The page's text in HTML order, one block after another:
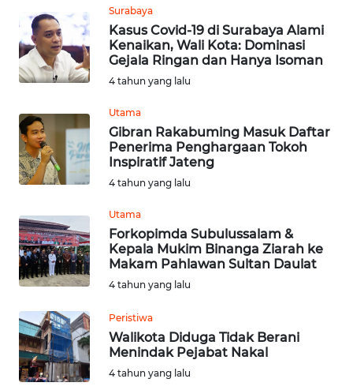
Surabaya
Kasus Covid-19 di Surabaya Alami
Kenaikan, Wali Kota: Dominasi
Gejala Ringan dan Hanya Isoman
4 tahun yang lalu
Utama
Gibran Rakabuming Masuk Daftar
Penerima Penghargaan Tokoh
Inspiratif Jateng
4 tahun yang lalu
Utama
Forkopimda Subulussalam &
Kepala Mukim Binanga Ziarah ke
Makam Pahlawan Sultan Daulat
4 tahun yang lalu
Peristiwa
Walikota Diduga Tidak Berani
Menindak Pejabat Nakal
4 tahun yang lalu
SERDANG
WN
TEBING
WN
PAKPAK
WN
BEKASI
BOGOR
WN
DEPOK